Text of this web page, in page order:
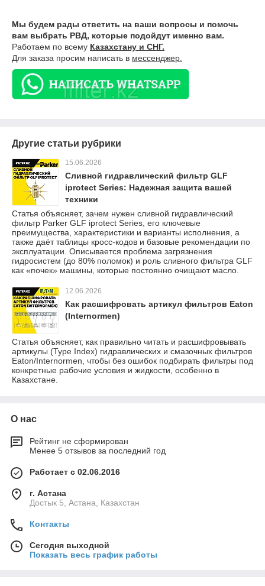
Мы будем рады ответить на ваши вопросы и помочь
вам выбрать РВД, которые подойдут именно вам.
Работаем по всему Казахстану и СНГ.
Для заказа просим написать в мессенджер.
Другие статьи рубрики
15.06.2026
Сливной гидравлический фильтр GLF
iprotect Series: Надежная защита вашей
техники
Статья объясняет, зачем нужен сливной гидравлический
фильтр Parker GLF iprotect Series, его ключевые
преимущества, характеристики и варианты исполнения, а
также даёт таблицы кросс-кодов и базовые рекомендации по
эксплуатации. Описывается проблема загрязнения
гидросистем (до 80% поломок) и роль сливного фильтра GLF
как «почек» машины, которые постоянно очищают масло.
12.06.2026
Как расшифровать артикул фильтров Eaton
(Internormen)
Статья объясняет, как правильно читать и расшифровывать
артикулы (Type Index) гидравлических и смазочных фильтров
Eaton/Internormen, чтобы без ошибок подбирать фильтры под
конкретные рабочие условия и жидкости, особенно в
Казахстане.
О нас
Рейтинг не сформирован
Менее 5 отзывов за последний год
Работает с 02.06.2016
г. Астана
Достык 5, Астана, Казахстан
Контакты
Сегодня выходной
Показать весь график работы